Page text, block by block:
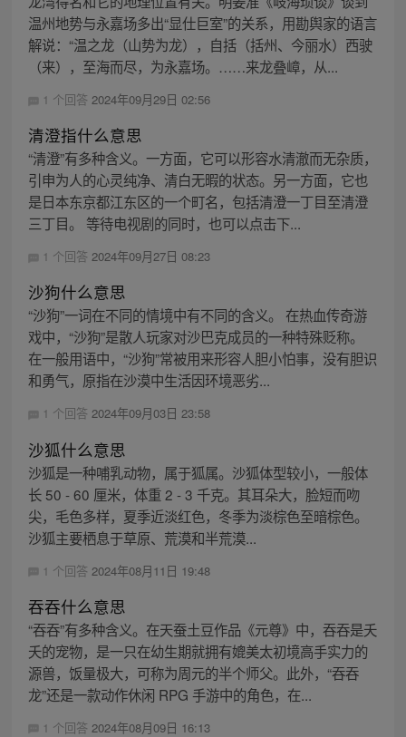
温州地势与永嘉场多出“显仕巨室”的关系，用勘舆家的语言
解说：“温之龙（山势为龙），自括（括州、今丽水）西驶
（来），至海而尽，为永嘉场。……来龙叠嶂，从...
1 个回答 2024年09月29日 02:56
清澄指什么意思
“清澄”有多种含义。一方面，它可以形容水清澈而无杂质，
引申为人的心灵纯净、清白无暇的状态。另一方面，它也
是日本东京都江东区的一个町名，包括清澄一丁目至清澄
三丁目。 等待电视剧的同时，也可以点击下...
1 个回答 2024年09月27日 08:23
沙狗什么意思
“沙狗”一词在不同的情境中有不同的含义。 在热血传奇游
戏中，“沙狗”是散人玩家对沙巴克成员的一种特殊贬称。
在一般用语中，“沙狗”常被用来形容人胆小怕事，没有胆识
和勇气，原指在沙漠中生活因环境恶劣...
1 个回答 2024年09月03日 23:58
沙狐什么意思
沙狐是一种哺乳动物，属于狐属。沙狐体型较小，一般体
长 50 - 60 厘米，体重 2 - 3 千克。其耳朵大，脸短而吻
尖，毛色多样，夏季近淡红色，冬季为淡棕色至暗棕色。
沙狐主要栖息于草原、荒漠和半荒漠...
1 个回答 2024年08月11日 19:48
吞吞什么意思
“吞吞”有多种含义。在天蚕土豆作品《元尊》中，吞吞是夭
夭的宠物，是一只在幼生期就拥有媲美太初境高手实力的
源兽，饭量极大，可称为周元的半个师父。此外，“吞吞
龙”还是一款动作休闲 RPG 手游中的角色，在...
1 个回答 2024年08月09日 16:13